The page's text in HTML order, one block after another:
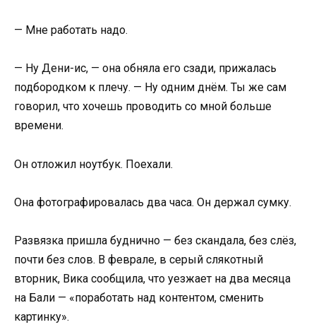
— Мне работать надо.
— Ну Дени-ис, — она обняла его сзади, прижалась
подбородком к плечу. — Ну одним днём. Ты же сам
говорил, что хочешь проводить со мной больше
времени.
Он отложил ноутбук. Поехали.
Она фотографировалась два часа. Он держал сумку.
Развязка пришла буднично — без скандала, без слёз,
почти без слов. В феврале, в серый слякотный
вторник, Вика сообщила, что уезжает на два месяца
на Бали — «поработать над контентом, сменить
картинку».